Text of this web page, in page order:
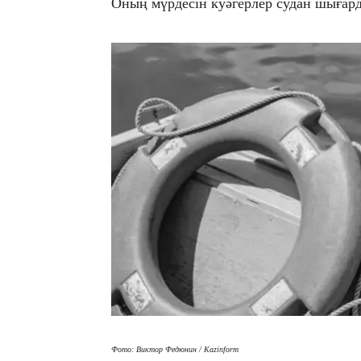
Оның мүрдесін куәгерлер судан
Фото: Виктор Федюнин / Kazinform